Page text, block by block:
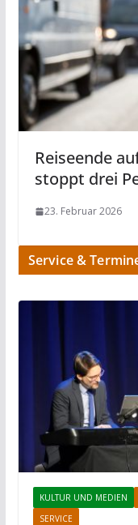
Reiseende
stoppt drei
23. Februar 2026
Service &
KULTUR UND MEDIEN
SERVICE